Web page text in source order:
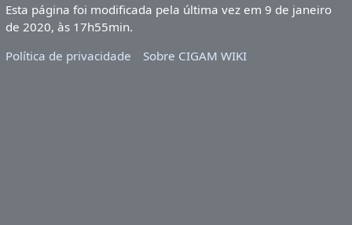
Esta página foi modificada pela última vez em 9 de janeiro
de 2020, às 17h55min.
Política de privacidade
Sobre CIGAM WIKI